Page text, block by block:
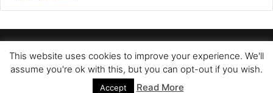
POLÍTICA DE PRIVACIDADE SOBRE NÓS
POLÍTICA DE COOKIES
TERMOS DE USO
This website uses cookies to improve your experience. We'll
assume you're ok with this, but you can opt-out if you wish.
Accept Read More